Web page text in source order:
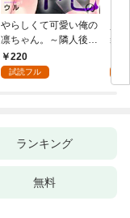
やらしくて可愛い俺の
凛ちゃん。～隣人後輩
くんのイキすぎた執着
にハメ堕とされる～(1)
220
試読フル
装
感
【
ランキング
無料